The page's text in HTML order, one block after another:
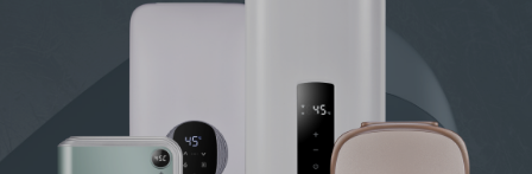
Calentador eléctrico instantáneo de agua caliente
Inicio Anterior Siguiente JNOD KF sin tanque...